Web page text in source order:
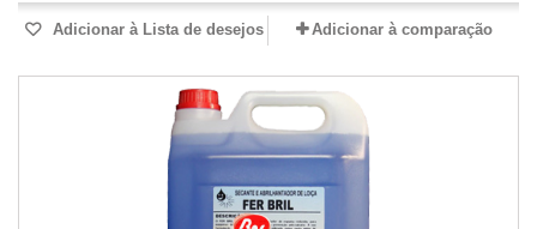
Adicionar à Lista de desejos Adicionar à comparação